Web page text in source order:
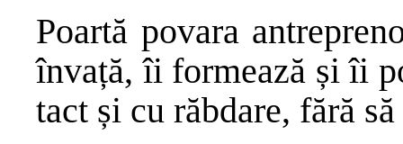
Poartă povara
învață, îi formează și îi
tact și cu răbdare, fără